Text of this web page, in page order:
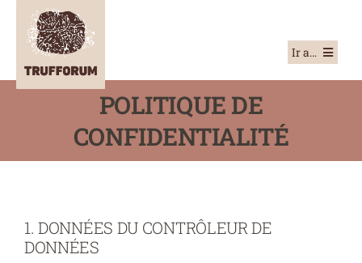
content
Ir a…
GETT
Français
POLITIQUE DE
CONFIDENTIALITÉ
1. DONNÉES DU CONTRÔLEUR DE
DONNÉES